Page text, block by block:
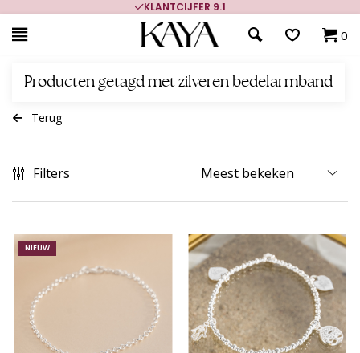
KLANTCIJFER 9.1
0
Producten getagd met zilveren bedelarmband
Terug
Filters
NIEUW